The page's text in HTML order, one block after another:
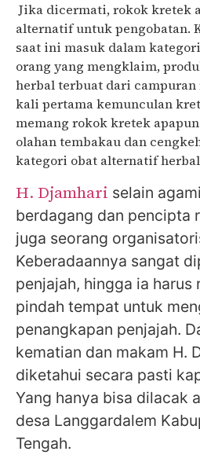
Jika dicermati, rokok kretek
alternatif untuk pengobatan.
saat ini masuk dalam
orang yang mengklaim,
herbal terbuat dari campuran
kali pertama kemunculan
memang rokok kretek
olahan tembakau dan
kategori obat alternatif
H. Djamhari selain
berdagang dan pencipta
juga seorang
Keberadaannya sangat
penjajah, hingga ia harus
pindah tempat untuk
penangkapan penjajah.
kematian dan makam H.
diketahui secara pasti
Yang hanya bisa dilacak
desa Langgardalem
Tengah.